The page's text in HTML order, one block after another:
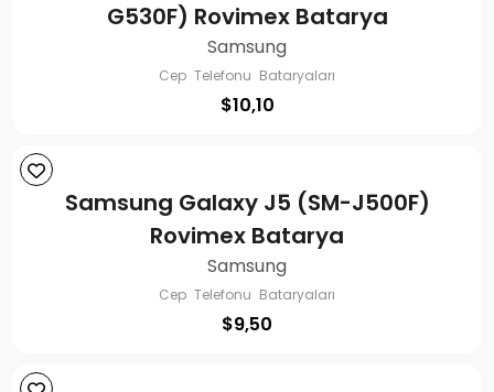
G530F) Rovimex Batarya
Samsung
Cep Telefonu Bataryaları
$10,10
Samsung Galaxy J5 (SM-J500F)
Rovimex Batarya
Samsung
Cep Telefonu Bataryaları
$9,50